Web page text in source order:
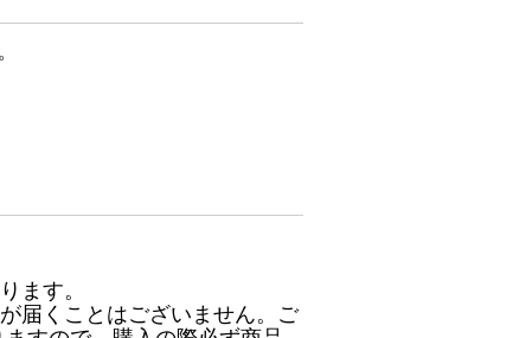
ます。
届くことはございません。ご